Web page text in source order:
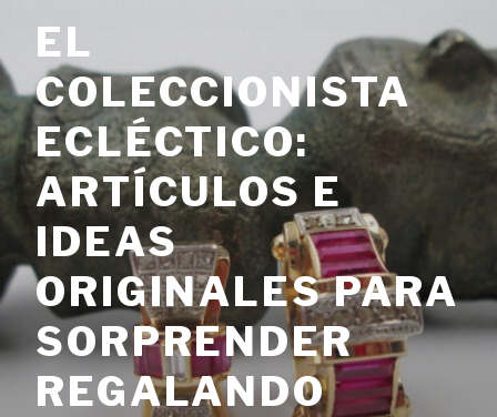
contenido
EL
COLECCIONISTA
ECLÉCTICO:
ARTÍCULOS E
IDEAS
ORIGINALES PARA
SORPRENDER
REGALANDO